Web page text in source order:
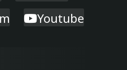
Youtube